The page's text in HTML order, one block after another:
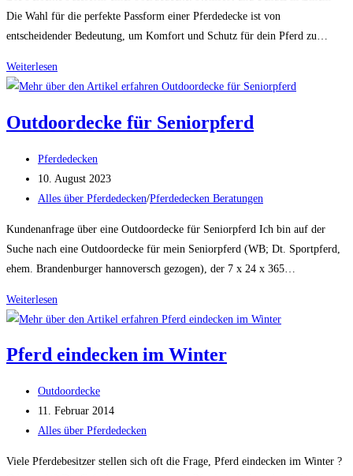
Die Wahl für die perfekte Passform einer Pferdedecke ist von
entscheidender Bedeutung, um Komfort und Schutz für dein Pferd zu…
Weiterlesen
Perfekte
einer
Outdoordecke für Seniorpferd
Beitrags-
Autor:
Pferdedecken
Beitrag
veröffentlicht:
10. August 2023
Beitrags-
Alles über Pferdedecken/Pferdedecken Beratungen
Kundenanfrage über eine Outdoordecke für Seniorpferd Ich bin auf der
Suche nach eine Outdoordecke für mein Seniorpferd (WB; Dt. Sportpferd,
ehem. Brandenburger hannoversch gezogen), der 7 x 24 x 365…
Weiterlesen
für
Pferd eindecken im Winter
Beitrags-
Autor:
Outdoordecke
Beitrag
veröffentlicht:
11. Februar 2014
Beitrags-
Alles über Pferdedecken
Viele Pferdebesitzer stellen sich oft die Frage, Pferd eindecken im Winter ?